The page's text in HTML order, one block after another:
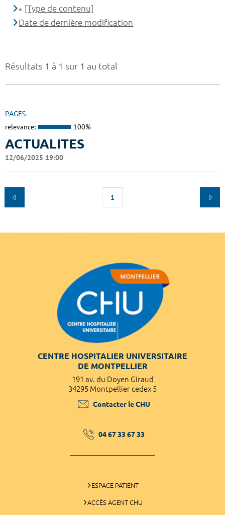
Résultats 1 à 1 sur 1 au total
PAGES
relevance: 100%
ACTUALITES
12/06/2025 19:00
1
[Type de contenu]
Date de dernière modification
CENTRE HOSPITALIER UNIVERSITAIRE
DE MONTPELLIER
191 av. du Doyen Giraud
34295 Montpellier cedex 5
Contacter le CHU
04 67 33 67 33
ESPACE PATIENT
ACCÈS AGENT CHU